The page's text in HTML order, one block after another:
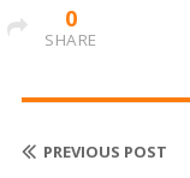
0
SHARE
PREVIOUS POST